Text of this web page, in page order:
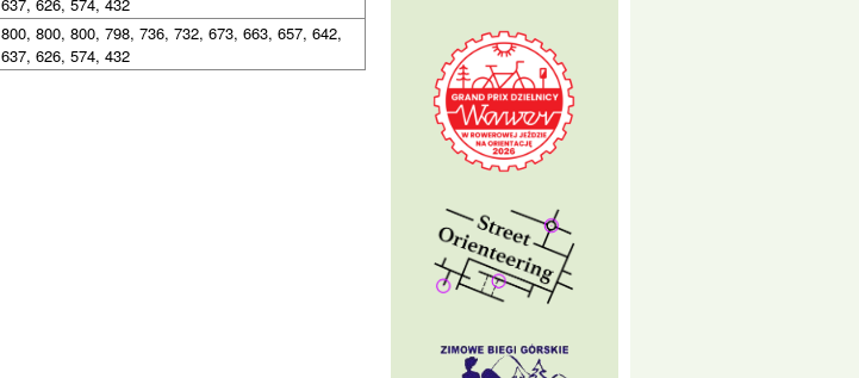
800, 800, 800, 798, 736, 732, 673, 663, 657, 642,
637, 626, 574, 432